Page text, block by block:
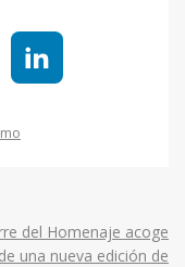
del Homenaje acoge
una nueva edición de